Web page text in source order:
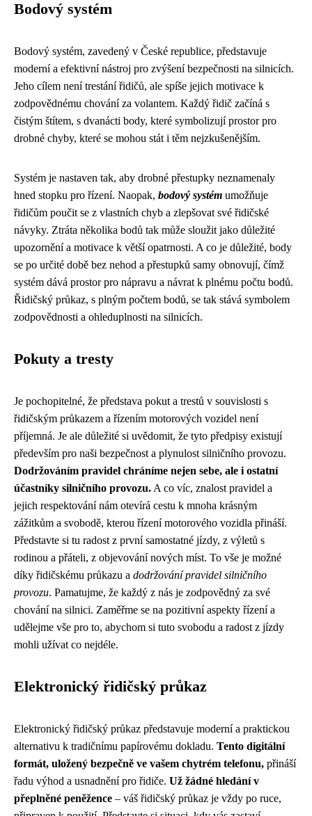
Bodový systém
Bodový systém, zavedený v České republice, představuje
moderní a efektivní nástroj pro zvýšení bezpečnosti na silnicích.
Jeho cílem není trestání řidičů, ale spíše jejich motivace k
zodpovědnému chování za volantem. Každý řidič začíná s
čistým štítem, s dvanácti body, které symbolizují prostor pro
drobné chyby, které se mohou stát i těm nejzkušenějším.
Systém je nastaven tak, aby drobné přestupky neznamenaly
hned stopku pro řízení. Naopak, bodový systém umožňuje
řidičům poučit se z vlastních chyb a zlepšovat své řidičské
návyky. Ztráta několika bodů tak může sloužit jako důležité
upozornění a motivace k větší opatrnosti. A co je důležité, body
se po určité době bez nehod a přestupků samy obnovují, čímž
systém dává prostor pro nápravu a návrat k plnému počtu bodů.
Řidičský průkaz, s plným počtem bodů, se tak stává symbolem
zodpovědnosti a ohleduplnosti na silnicích.
Pokuty a tresty
Je pochopitelné, že představa pokut a trestů v souvislosti s
řidičským průkazem a řízením motorových vozidel není
příjemná. Je ale důležité si uvědomit, že tyto předpisy existují
především pro naši bezpečnost a plynulost silničního provozu.
Dodržováním pravidel chráníme nejen sebe, ale i ostatní
účastníky silničního provozu. A co víc, znalost pravidel a
jejich respektování nám otevírá cestu k mnoha krásným
zážitkům a svobodě, kterou řízení motorového vozidla přináší.
Představte si tu radost z první samostatné jízdy, z výletů s
rodinou a přáteli, z objevování nových míst. To vše je možné
díky řidičskému průkazu a dodržování pravidel silničního
provozu. Pamatujme, že každý z nás je zodpovědný za své
chování na silnici. Zaměřme se na pozitivní aspekty řízení a
udělejme vše pro to, abychom si tuto svobodu a radost z jízdy
mohli užívat co nejdéle.
Elektronický řidičský průkaz
Elektronický řidičský průkaz představuje moderní a praktickou
alternativu k tradičnímu papírovému dokladu. Tento digitální
formát, uložený bezpečně ve vašem chytrém telefonu, přináší
řadu výhod a usnadnění pro řidiče. Už žádné hledání v
přeplněné peněžence – váš řidičský průkaz je vždy po ruce,